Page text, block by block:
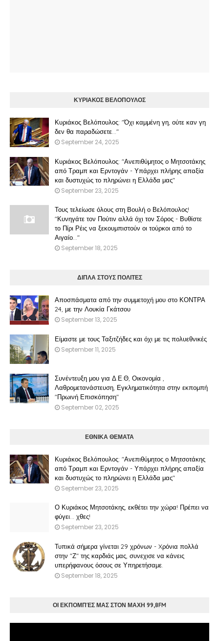
ΚΥΡΙΑΚΟΣ ΒΕΛΟΠΟΥΛΟΣ
Κυριάκος Βελόπουλος: "Όχι καμμένη γη, ούτε καν γη
δεν θα παραδώσετε..."
September 24, 2025
Κυριάκος Βελόπουλος: "Ανεπιθύμητος ο Μητσοτάκης
από Τραμπ και Ερντογάν - Υπάρχει πλήρης απαξία
και δυστυχώς το πληρώνει η Ελλάδα μας"
September 23, 2025
Τους τελείωσε όλους στη Βουλή ο Βελόπουλος!
"Κυνηγάτε τον Πούτιν αλλά όχι τον Σόρος - Βυθίστε
το Πίρι Ρέις να ξεκουμπιστούν οι τούρκοι από το
Αιγαίο..."
September 18, 2025
ΔΙΠΛΑ ΣΤΟΥΣ ΠΟΛΙΤΕΣ
Αποσπάσματα από την συμμετοχή μου στο ΚΟΝΤΡΑ
24, με την Λουκία Γκάτσου
September 13, 2025
Είμαστε με τους Ταξιτζήδες και όχι με τις πολυεθνικές
September 11, 2025
Συνέντευξη μου για Δ.Ε.Θ, Οικονομία ,
Λαθρομετανάστευση, Εγκληματικότητα στην εκπομπή
"Πρωινή Επισκόπηση"
September 02, 2025
ΕΘΝΙΚΑ ΘΕΜΑΤΑ
Κυριάκος Βελόπουλος: "Ανεπιθύμητος ο Μητσοτάκης
από Τραμπ και Ερντογάν - Υπάρχει πλήρης απαξία
και δυστυχώς το πληρώνει η Ελλάδα μας"
September 23, 2025
Ο Κυριάκος Μητσοτάκης, εκθέτει την χώρα! Πρέπει να
φύγει… χθες!
September 23, 2025
Τυπικά σήμερα γίνεται 29 χρόνων - Xρόνια πολλά
στην "Ζ" της καρδιάς μας, συνεχισε να κάνεις
υπερήφανους όσους σε Υπηρετήσαμε.
September 18, 2025
ΟΙ ΕΚΠΟΜΠΈΣ ΜΑΣ ΣΤΟΝ ΜΑΧΗ 99,8FM